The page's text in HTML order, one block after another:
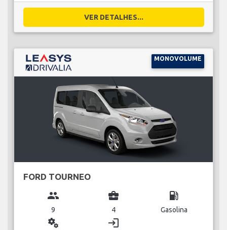
VER DETALHES...
MONOVOLUME
FORD TOURNEO
group
9
business_center
4
local_gas_station
Gasolina
miscellaneous_services login